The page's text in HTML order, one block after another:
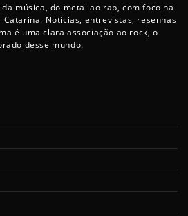
música, do metal ao rap, com foco na
Catarina. Notícias, entrevistas, resenhas
é uma clara associação ao rock, o
desse mundo.